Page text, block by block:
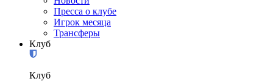
Пресса о клубе
Игрок месяца
Трансферы
Клуб
Клуб